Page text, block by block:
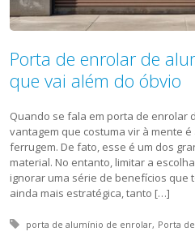
Porta de enrolar de
que vai além do óbvio
Quando se fala em porta de enrolar
vantagem que costuma vir à mente
ferrugem. De fato, esse é um dos
material. No entanto, limitar a
ignorar uma série de benefícios que
ainda mais estratégica, tanto […]
Tagged with:
porta de alumínio de enrolar Porta